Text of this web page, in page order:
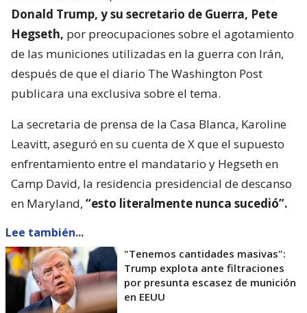
Donald Trump, y su secretario de Guerra, Pete
Hegseth, por preocupaciones sobre el agotamiento
de las municiones utilizadas en la guerra con Irán,
después de que el diario The Washington Post
publicara una exclusiva sobre el tema.
La secretaria de prensa de la Casa Blanca, Karoline
Leavitt, aseguró en su cuenta de X que el supuesto
enfrentamiento entre el mandatario y Hegseth en
Camp David, la residencia presidencial de descanso
en Maryland, “esto literalmente nunca sucedió”.
Lee también...
"Tenemos cantidades masivas":
Trump explota ante filtraciones
por presunta escasez de munición
en EEUU